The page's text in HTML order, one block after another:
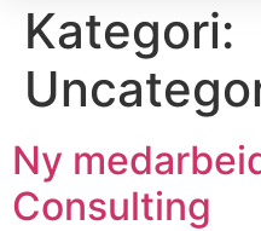
Kategori:
Ny
Consulting